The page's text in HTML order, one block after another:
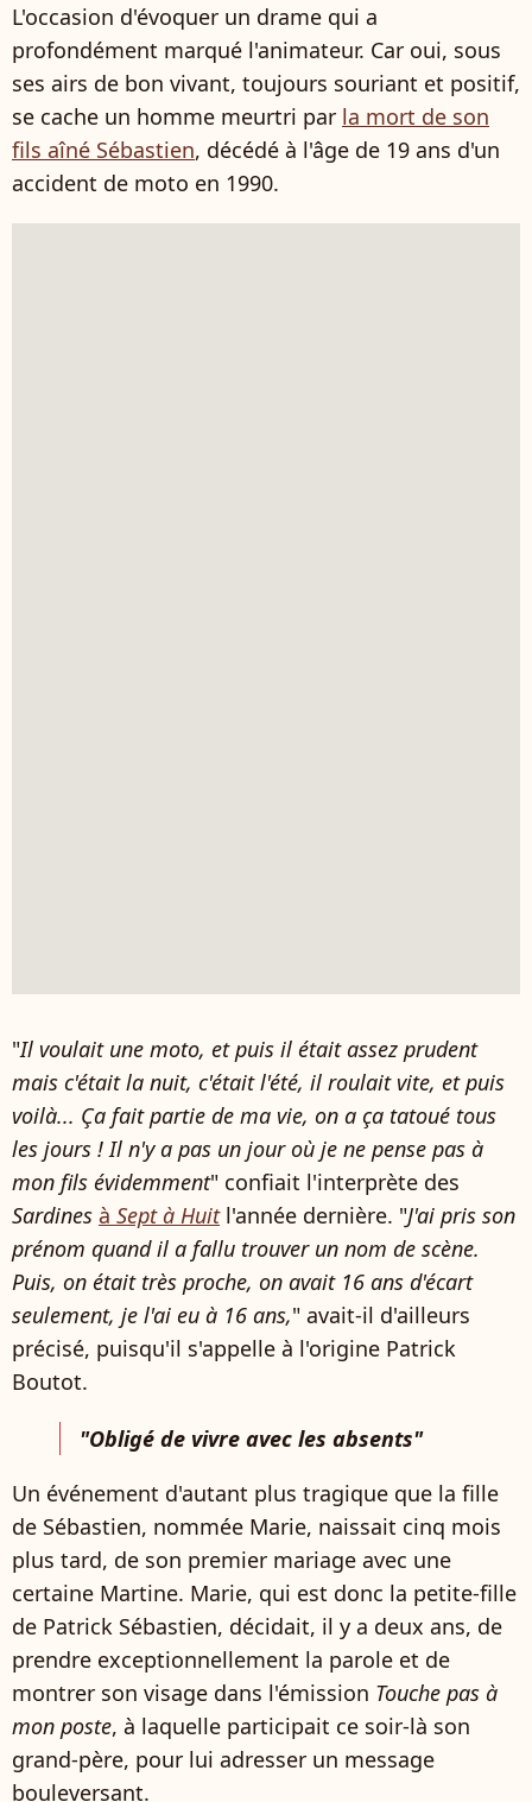
L'occasion d'évoquer un drame qui a
profondément marqué l'animateur. Car oui, sous
ses airs de bon vivant, toujours souriant et positif,
se cache un homme meurtri par la mort de son
fils aîné Sébastien, décédé à l'âge de 19 ans d'un
accident de moto en 1990.
"Il voulait une moto, et puis il était assez prudent
mais c'était la nuit, c'était l'été, il roulait vite, et puis
voilà... Ça fait partie de ma vie, on a ça tatoué tous
les jours !Il n'y a pas un jour où je ne pense pas à
mon fils évidemment" confiait l'interprète des
Sardines à Sept à Huitl'année dernière. "J'ai pris son
prénom quand il a fallu trouver un nom de scène.
Puis, on était très proche, on avait 16 ans d'écart
seulement, je l'ai eu à 16 ans," avait-il d'ailleurs
précisé, puisqu'il s'appelle à l'origine Patrick
Boutot.
"Obligé de vivre avec les absents"
Un événement d'autant plus tragique que la fille
de Sébastien, nommée Marie, naissait cinq mois
plus tard, de son premier mariage avec une
certaine Martine. Marie, qui est donc la petite-fille
de Patrick Sébastien, décidait, il y a deux ans, de
prendre exceptionnellement la parole et de
montrer son visage dans l'émission Touche pas à
mon poste, à laquelle participait ce soir-là son
grand-père, pour lui adresser un message
bouleversant.